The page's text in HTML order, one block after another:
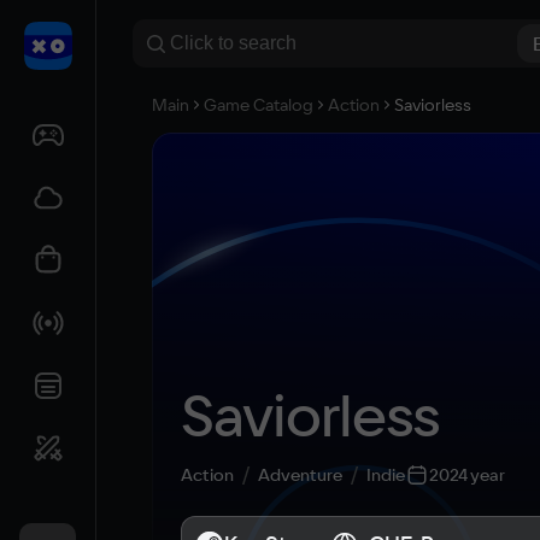
Main Game Catalog Action Saviorless
Saviorless
Action Adventure Indie 2024 year